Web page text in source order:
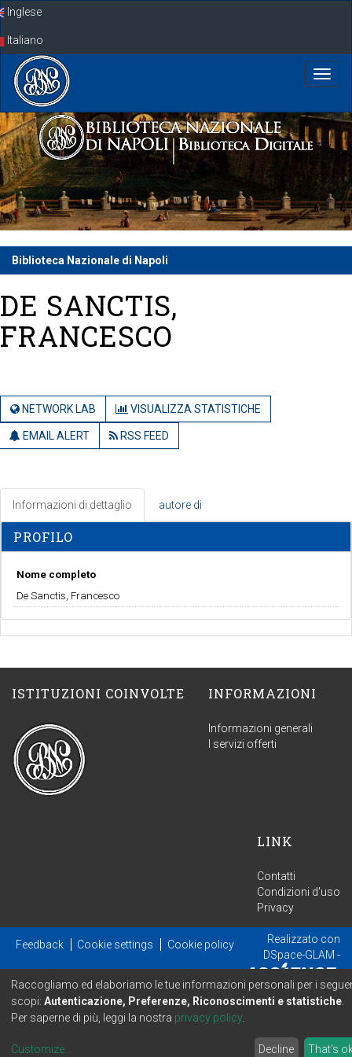
SkipInglese
Italiano
Biblioteca Nazionale di Napoli
DE SANCTIS,
FRANCESCO
NETWORK LAB VISUALIZZA STATISTICHE
EMAIL ALERT RSS FEED
Informazioni di dettaglio autore di
PROFILO
Nome completo
De Sanctis, Francesco
ISTITUZIONI COINVOLTE INFORMAZIONI
Informazioni generali
I servizi offerti
LINK
Contatti
Condizioni d'uso
Privacy
Feedback Cookie settings Cookie policy
Realizzato con
DSpace-GLAM -
Raccogliamo ed elaboriamo le tue informazioni personali per i
scopi: Autenticazione, Preferenze, Riconoscimenti e statistiche
Per saperne di più, leggi la nostra privacy policy.
Customize... Decline That's